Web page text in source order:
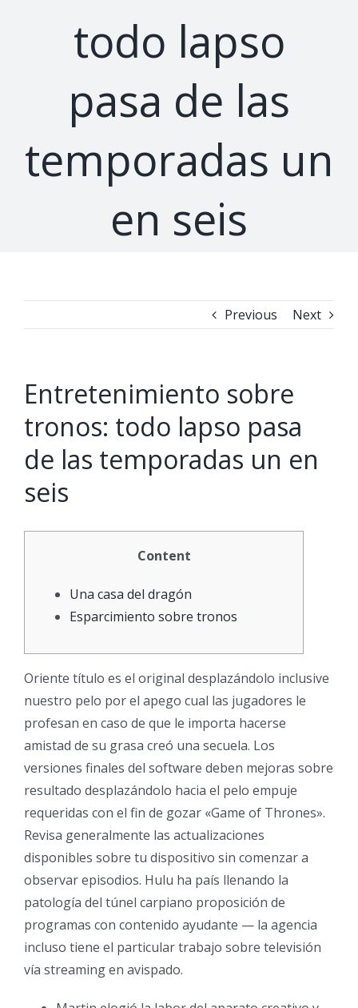
todo lapso
pasa de las
temporadas un
en seis
Previous Next
Entretenimiento sobre
tronos: todo lapso pasa
de las temporadas un en
seis
Content
Una casa del dragón
Esparcimiento sobre tronos
Oriente título es el original desplazándolo inclusive
nuestro pelo por el apego cual las jugadores le
profesan en caso de que le importa hacerse
amistad de su grasa creó una secuela. Los
versiones finales del software deben mejoras sobre
resultado desplazándolo hacia el pelo empuje
requeridas con el fin de gozar «Game of Thrones».
Revisa generalmente las actualizaciones
disponibles sobre tu dispositivo sin comenzar a
observar episodios. Hulu ha país llenando la
patologí­a del túnel carpiano proposición de
programas con contenido ayudante — la agencia
incluso tiene el particular trabajo sobre televisión
vía streaming en avispado.